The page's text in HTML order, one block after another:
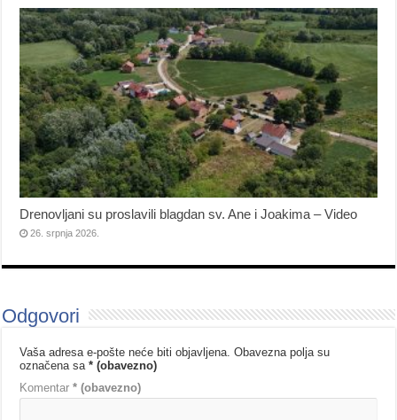
Drenovljani su proslavili blagdan sv. Ane i Joakima – Video
26. srpnja 2026.
Odgovori
Vaša adresa e-pošte neće biti objavljena. Obavezna polja su
označena sa* (obavezno)
Komentar* (obavezno)